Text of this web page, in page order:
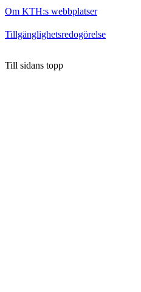
Om KTH:s webbplatser
Tillgänglighetsredogörelse
Till sidans topp